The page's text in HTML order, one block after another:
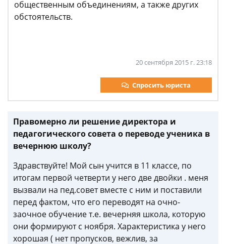
общественным объединениям, а также других
обстоятельств.
20 сентября 2015 г. 23:18
Спросить юриста
Правомерно ли решение директора и
педагогического совета о переводе ученика в
вечернюю школу?
Здравствуйте! Мой сын учится в 11 классе, по
итогам первой четверти у него две двойки . меня
вызвали на пед.совет вместе с ним и поставили
перед фактом, что его переводят на очно-
заочное обучение т.е. вечерняя школа, которую
они формируют с ноября. Характеристика у него
хорошая ( нет пропусков, вежлив, за